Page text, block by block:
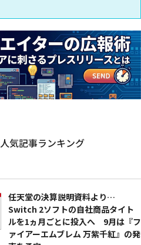
人気記事ランキング
任天堂の決算説明資料より…
Switch 2ソフトの自社商品タイト
ルを1ヵ月ごとに投入へ 9月は『フ
ァイアーエムブレム 万紫千紅』の発